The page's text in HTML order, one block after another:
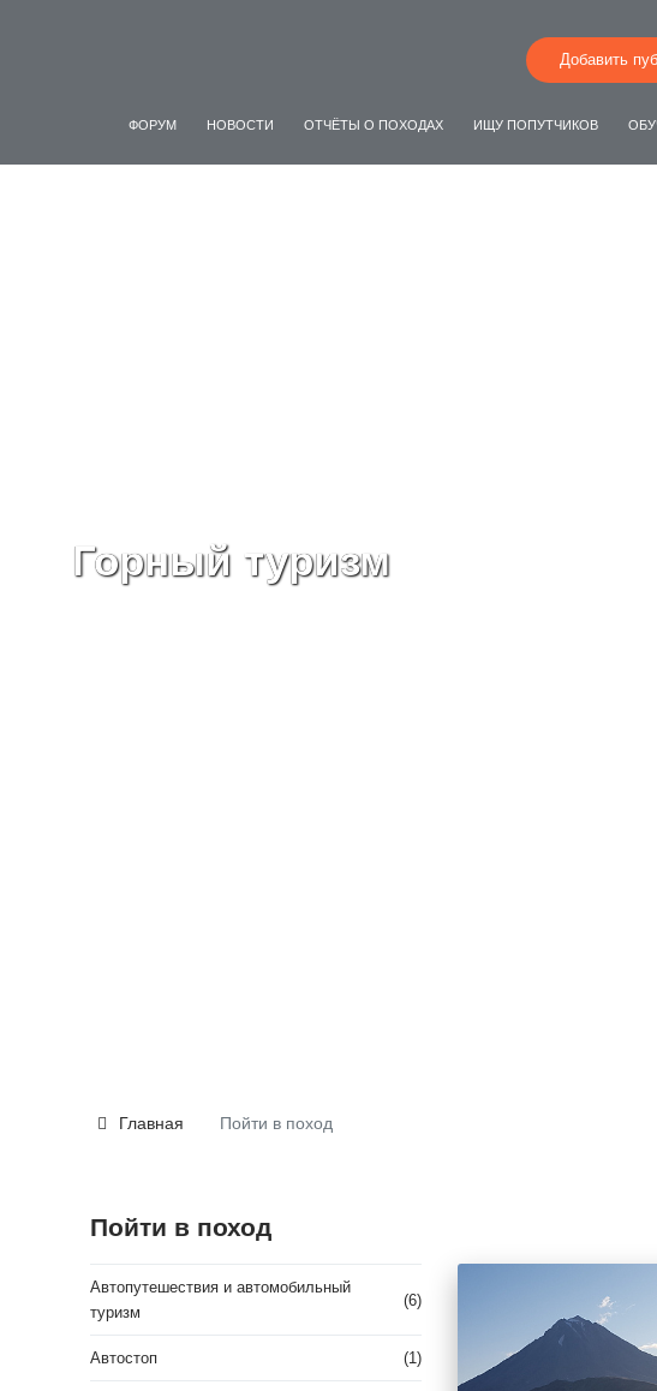
ФОРУМ НОВОСТИ ОТЧЁТЫ О ПОХОДАХ ИЩУ ПОПУТЧИКОВ
Добавить
Горный туризм
Главная Пойти в поход
Пойти в поход
Автопутешествия и автомобильный
туризм
(6)
Автостоп (1)